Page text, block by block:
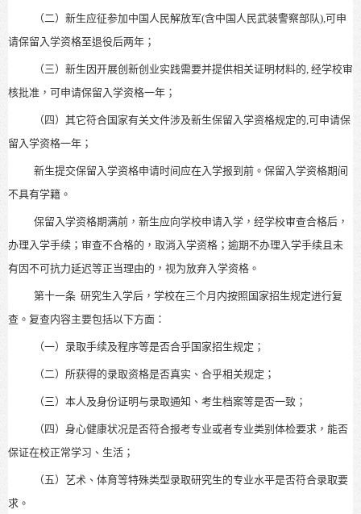
（二）新生应征参加中国人民解放军(含中国人民武装警察部队),可申
请保留入学资格至退役后两年；
（三）新生因开展创新创业实践需要并提供相关证明材料的, 经学校审
核批准，可申请保留入学资格一年；
（四）其它符合国家有关文件涉及新生保留入学资格规定的,可申请保
留入学资格一年；
新生提交保留入学资格申请时间应在入学报到前。保留入学资格期间
不具有学籍。
保留入学资格期满前，新生应向学校申请入学，经学校审查合格后，
办理入学手续；审查不合格的，取消入学资格；逾期不办理入学手续且未
有因不可抗力延迟等正当理由的，视为放弃入学资格。
第十一条 研究生入学后，学校在三个月内按照国家招生规定进行复
查。复查内容主要包括以下方面：
（一）录取手续及程序等是否合乎国家招生规定；
（二）所获得的录取资格是否真实、合乎相关规定；
（三）本人及身份证明与录取通知、考生档案等是否一致；
（四）身心健康状况是否符合报考专业或者专业类别体检要求，能否
保证在校正常学习、生活；
（五）艺术、体育等特殊类型录取研究生的专业水平是否符合录取要
求。